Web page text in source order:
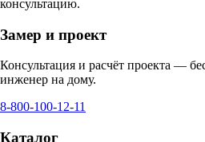
консультацию.
Замер и проект
Консультация и расчёт проекта —
инженер на дому.
8-800-100-12-11
Каталог